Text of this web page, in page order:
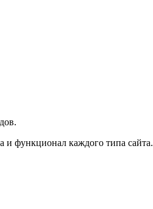
и функционал каждого типа сайта.